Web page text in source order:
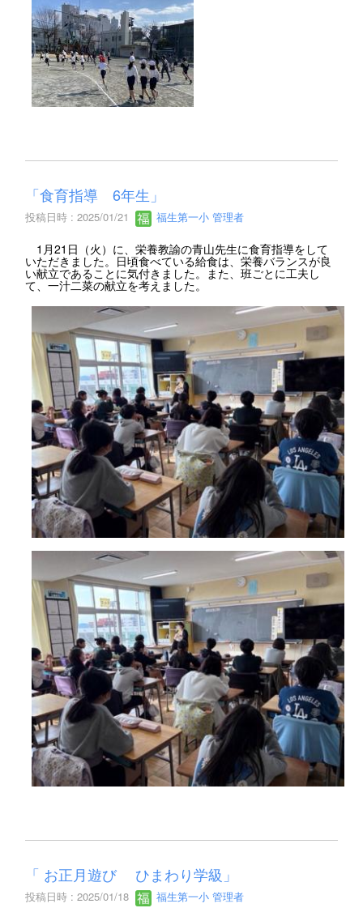
「食育指導 6年生」
投稿日時 : 2025/01/21 福生第一小 管理者
1月21日（火）に、栄養教諭の青山先生に食育指導をして
いただきました。日頃食べている給食は、栄養バランスが良
い献立であることに気付きました。また、班ごとに工夫し
て、一汁二菜の献立を考えました。
「 お正月遊び ひまわり学級」
投稿日時 : 2025/01/18 福生第一小 管理者